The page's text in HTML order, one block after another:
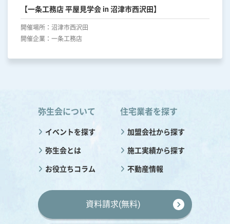
【一条工務店 平屋見学会 in 沼津市西沢田】
開催場所： 沼津市西沢田
開催企業： 一条工務店
弥生会について
イベントを探す
弥生会とは
お役立ちコラム
住宅業者を探す
加盟会社から探す
施工実績から探す
不動産情報
資料請求(無料)